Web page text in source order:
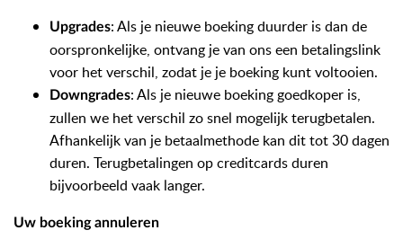
Upgrades: Als je nieuwe boeking duurder is dan de
oorspronkelijke, ontvang je van ons een betalingslink
voor het verschil, zodat je je boeking kunt voltooien.
Downgrades: Als je nieuwe boeking goedkoper is,
zullen we het verschil zo snel mogelijk terugbetalen.
Afhankelijk van je betaalmethode kan dit tot 30 dagen
duren. Terugbetalingen op creditcards duren
bijvoorbeeld vaak langer.
Uw boeking annuleren